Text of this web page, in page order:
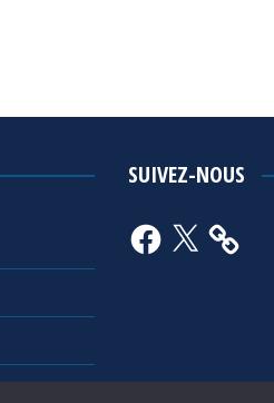
SUIVEZ-NOUS
Facebook
X